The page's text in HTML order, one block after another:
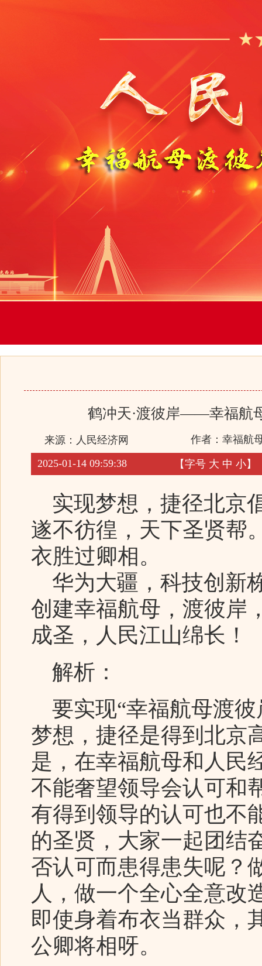
鹤冲天·渡彼岸——幸福航
来源： 人民经济网 作者：幸福航
2025-01-14 09:59:38 【字号 大 中 小】
实现梦想，捷径北京
遂不彷徨，天下圣贤帮
衣胜过卿相。
华为大疆，科技创新
创建幸福航母，渡彼岸
成圣，人民江山绵长！
解析：
要实现“幸福航母渡彼
梦想，捷径是得到北京
是，在幸福航母和人民
不能奢望领导会认可和
有得到领导的认可也不
的圣贤，大家一起团结
否认可而患得患失呢？
人，做一个全心全意改
即使身着布衣当群众，
公卿将相呀。